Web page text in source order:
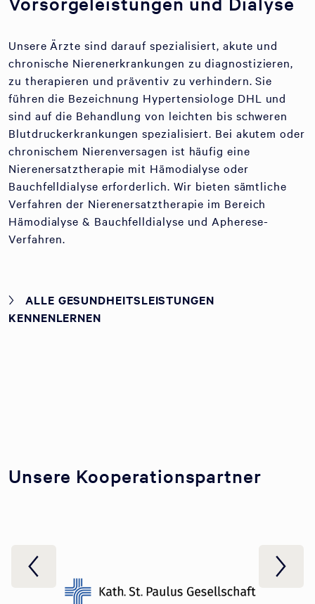
Unsere Ärzte sind darauf spezialisiert, akute und
chronische Nieren­erkrankungen zu diagnostizieren,
zu therapieren und präventiv zu verhindern. Sie
führen die Bezeichnung Hypertensiologe DHL und
sind auf die Behandlung von leichten bis schweren
Blutdruckerkrankungen spezialisiert. Bei akutem oder
chronischem Nierenversagen ist häufig eine
Nierenersatztherapie mit Hämodialyse oder
Bauchfelldialyse erforderlich. Wir bieten sämtliche
Verfahren der Nieren­ersatz­therapie im Bereich
Hämodialyse & Bauchfelldialyse und Apherese-
Verfahren.
ALLE GESUNDHEITSLEISTUNGEN
KENNENLERNEN
Unsere Kooperationspartner